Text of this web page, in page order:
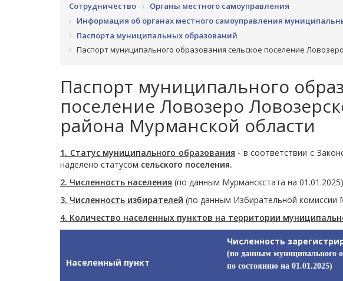
Сотрудничество
Органы местного самоуправления
Информация об органах местного самоуправления
Паспорта муниципальных образований
Паспорт муниципального образования сельское поселение
Паспорт муниципального
поселение Ловозеро
района Мурманской области
1. Статус муниципального образования - в соответствии с
наделено статусом сельского поселения.
2. Численность населения (по данным Мурманскстата на
3. Численность избирателей (по данным Избирательной комиссии
4. Количество населенных пунктов на территории
Населенный пункт
Численность
(по данным муниципального
по состоянию на 01.01.2025)